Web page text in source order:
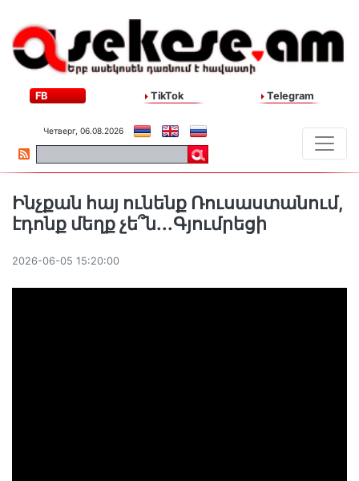
FB TikTok Telegram
Четверг, 06.08.2026
Ինչքան հայ ունենք Ռուսաստանում,
էդոնք մեղք չե՞ն․․․Գյումրեցի
2026-06-05 15:20:00